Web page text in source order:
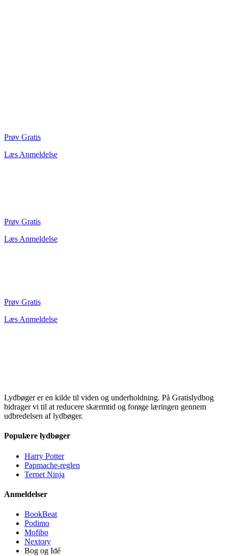
Prøv Gratis
Læs Anmeldelse
Prøv Gratis
Læs Anmeldelse
Prøv Gratis
Læs Anmeldelse
Lydbøger er en kilde til viden og underholdning. På Gratislydbog
bidrager vi til at reducere skærmtid og forøge læringen gennem
udbredelsen af lydbøger.
Populære lydbøger
Harry Potter
Papmache-reglen
Ternet Ninja
Anmeldelser
BookBeat
Podimo
Mofibo
Nextory
Bog og Idé